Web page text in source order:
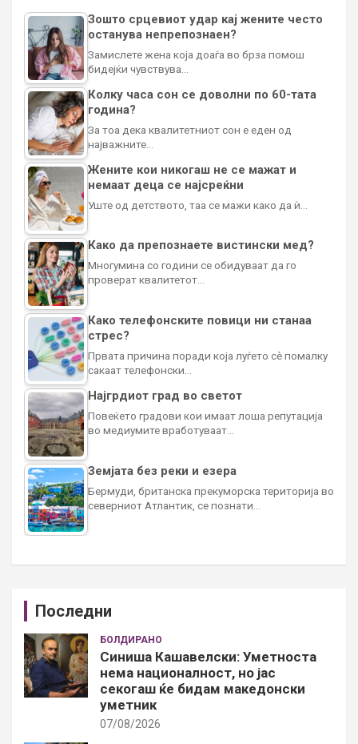
Зошто срцевиот удар кај жените често
останува непрепознаен?
Замислете жена која доаѓа во брза помош
бидејќи чувствува…
Колку часа сон се доволни по 60-тата
година?
За тоа дека квалитетниот сон е еден од
најважните…
Жените кои никогаш не се мажат и
немаат деца се најсреќни
Уште од детството, таа се мажи како да ѝ…
Како да препознаете вистински мед?
Многумина со години се обидуваат да го
проверат квалитетот…
Како телефонските повици ни станаа
стрес?
Првата причина поради која луѓето сè помалку
сакаат телефонски…
Најгрдиот град во светот
Повеќето градови кои имаат лоша репутација
во медиумите вработуваат…
Земјата без реки и езера
Бермуди, британска прекуморска територија во
северниот Атлантик, се познати…
Последни
БОЛДИРАНО
Синиша Кашавелски: Уметноста
нема националност, но јас
секогаш ќе бидам македонски
уметник
07/08/2026